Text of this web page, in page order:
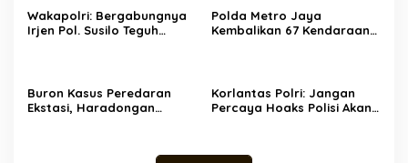
Wakapolri: Bergabungnya
Irjen Pol. Susilo Teguh
Polda Metro Jaya
Kembalikan 67 Kendaraan
Buron Kasus Peredaran
Ekstasi, Haradongan
Korlantas Polri: Jangan
Percaya Hoaks Polisi Akan